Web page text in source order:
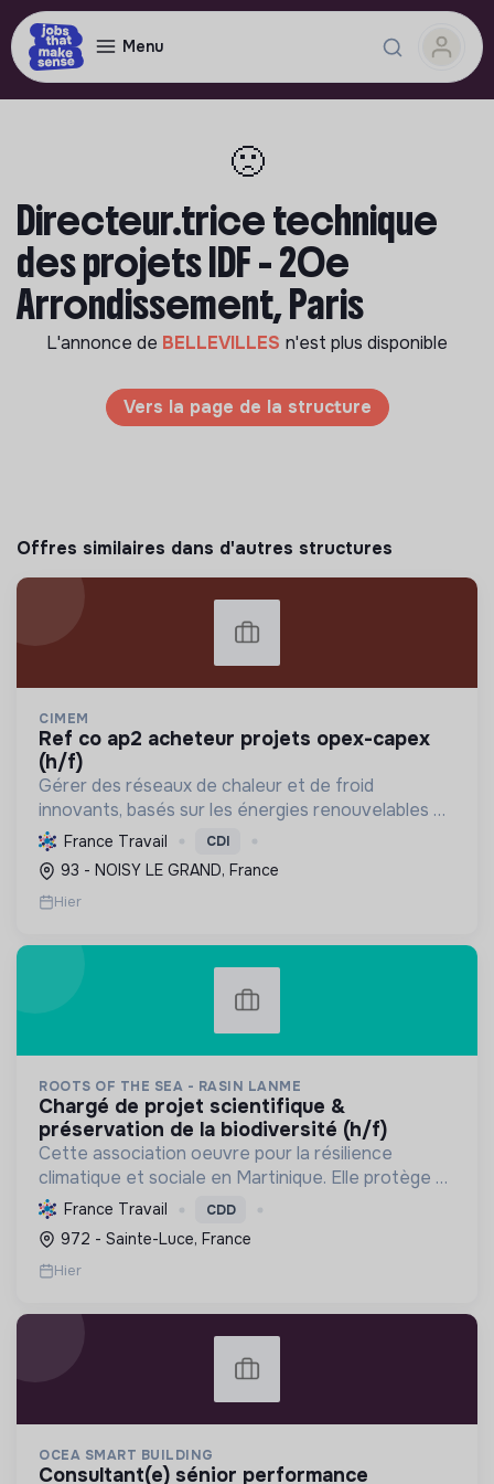
Menu
🙁
Directeur.trice technique
des projets IDF - 20e
Arrondissement, Paris
L'annonce de BELLEVILLES n'est plus disponible
Vers la page de la structure
Offres similaires dans d'autres structures
CIMEM
ref co ap2 acheteur projets opex-capex
(h/f)
Gérer des réseaux de chaleur et de froid
innovants, basés sur les énergies renouvelables et
la récupération, pour décarboner l'énergie,
améliorer l'efficacité et réduire les coûts,
contribuant ainsi à...
France Travail CDI
93 - NOISY LE GRAND, France
Hier
ROOTS OF THE SEA - RASIN LANME
chargé de projet scientifique &
préservation de la biodiversité (h/f)
Cette association oeuvre pour la résilience
climatique et sociale en Martinique. Elle protège et
restaure les écosystèmes marins et côtiers,
sensibilise le public et mobilise les citoyens pour un
aven...
France Travail CDD
972 - Sainte-Luce, France
Hier
OCEA SMART BUILDING
consultant(e) sénior performance